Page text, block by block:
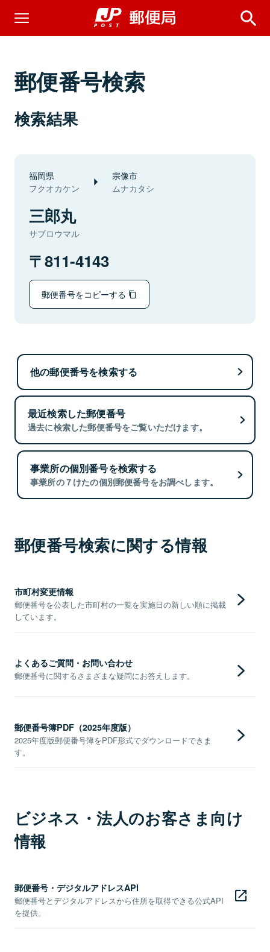
郵便番号検索
検索結果
福岡県
フクオカケン
宗像市
ムナカタシ
三郎丸
サブロウマル
811-4143
郵便番号をコピーする
他の郵便番号を検索する
最近検索した郵便番号
過去に検索した郵便番号をご覧いただけます。
事業所の個別番号を検索する
事業所の７けたの個別郵便番号をお調べします。
郵便番号検索に関する情報
市町村変更情報
郵便番号を公表した市町村の一覧を実施日の新しい順に掲載
しています。
よくあるご質問・お問い合わせ
郵便番号に関するさまざまな疑問にお答えします。
郵便番号簿PDF（2025年度版）
2025年度版郵便番号簿をPDF形式でダウンロードできま
す。
ビジネス・法人のお客さま向け
情報
郵便番号・デジタルアドレスAPI
郵便番号とデジタルアドレスから住所を取得できる公式API
を提供。